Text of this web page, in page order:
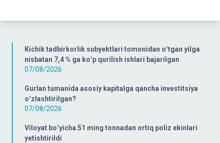
Kichik tadbirkorlik subyektlari tomonidan oʻtgan yilga
nisbatan 7,4 % ga koʻp qurilish ishlari bajarilgan
07/08/2026
Gurlan tumanida asosiy kapitalga qancha investitsiya
oʻzlashtirilgan?
07/08/2026
Viloyat boʻyicha 51 ming tonnadan ortiq poliz ekinlari
yetishtirildi